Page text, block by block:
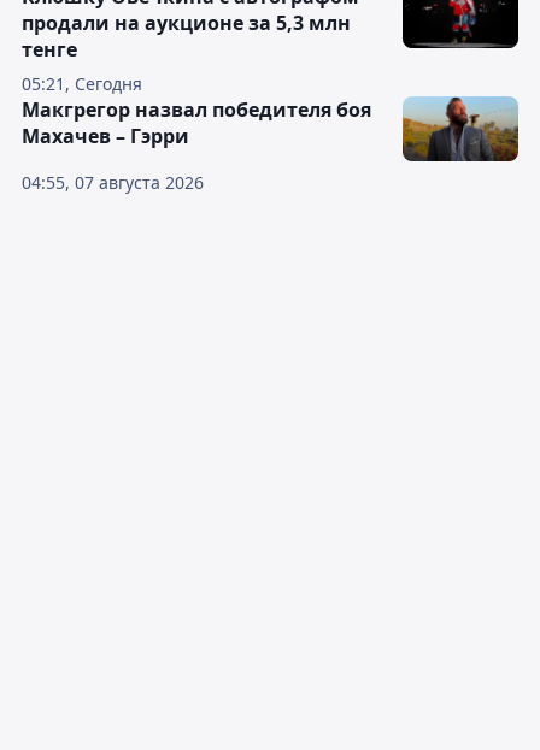
05:21, Сегодня
продали на аукционе за 5,3 млн
тенге
04:55, 07 августа 2026
Макгрегор назвал победителя боя
Махачев – Гэрри